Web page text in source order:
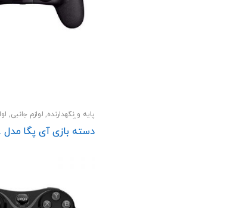
پایه و نگهدارنده, لوازم جانبی,
هولدر گوشی
دسته بازی آی پگا مدل PG-9128